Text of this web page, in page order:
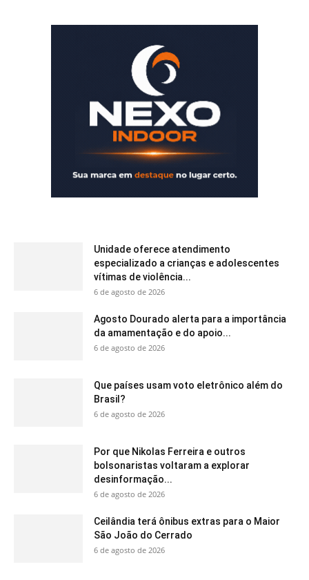
Unidade oferece atendimento
especializado a crianças e adolescentes
vítimas de violência...
6 de agosto de 2026
Agosto Dourado alerta para a importância
da amamentação e do apoio...
6 de agosto de 2026
Que países usam voto eletrônico além do
Brasil?
6 de agosto de 2026
Por que Nikolas Ferreira e outros
bolsonaristas voltaram a explorar
desinformação...
6 de agosto de 2026
Ceilândia terá ônibus extras para o Maior
São João do Cerrado
6 de agosto de 2026